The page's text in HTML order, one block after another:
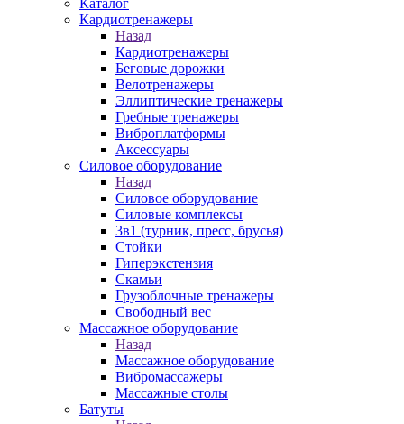
Каталог
Кардиотренажеры
Назад
Кардиотренажеры
Беговые дорожки
Велотренажеры
Эллиптические тренажеры
Гребные тренажеры
Виброплатформы
Аксессуары
Силовое оборудование
Назад
Силовое оборудование
Силовые комплексы
3в1 (турник, пресс, брусья)
Стойки
Гиперэкстензия
Скамьи
Грузоблочные тренажеры
Свободный вес
Массажное оборудование
Назад
Массажное оборудование
Вибромассажеры
Массажные столы
Батуты